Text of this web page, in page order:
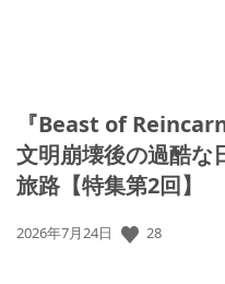
『Beast of
文明崩壊後の過酷な
旅路【特集第2回】
公
2026年7月24日 28